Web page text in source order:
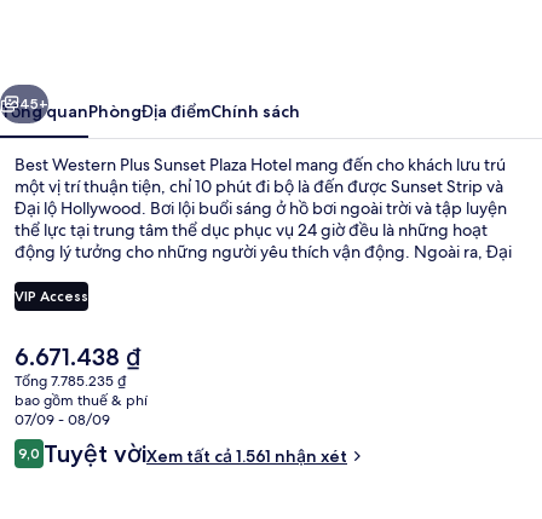
Plaza
Hotel
Tiếp
45+
Tổng quanPhòngĐịa điểmChính sách
Best Western Plus Sunset Plaza Hotel mang đến cho khách lưu trú
một vị trí thuận tiện, chỉ 10 phút đi bộ là đến được Sunset Strip và
Đại lộ Hollywood. Bơi lội buổi sáng ở hồ bơi ngoài trời và tập luyện
thể lực tại trung tâm thể dục phục vụ 24 giờ đều là những hoạt
động lý tưởng cho những người yêu thích vận động. Ngoài ra, Đại
Du khách đánh giá cao hồ bơi và giường thoải mái.
VIP Access
Giá
hiện
tại
là
6.671.438 ₫
6.671.438 ₫
Tổng 7.785.235 ₫
bao gồm thuế & phí
07/09 - 08/09
Nhận
xét
9,09,0 trên 10,
Tuyệt vờiXem tất cả 1.561 nhận xét